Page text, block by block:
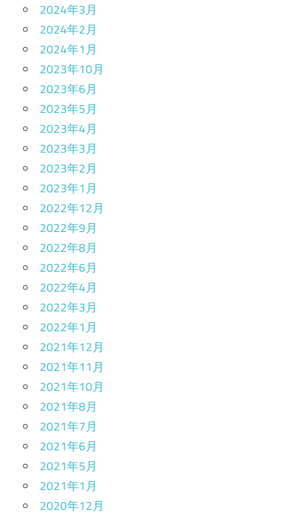
2024年3月
2024年2月
2024年1月
2023年10月
2023年6月
2023年5月
2023年4月
2023年3月
2023年2月
2023年1月
2022年12月
2022年9月
2022年8月
2022年6月
2022年4月
2022年3月
2022年1月
2021年12月
2021年11月
2021年10月
2021年8月
2021年7月
2021年6月
2021年5月
2021年1月
2020年12月